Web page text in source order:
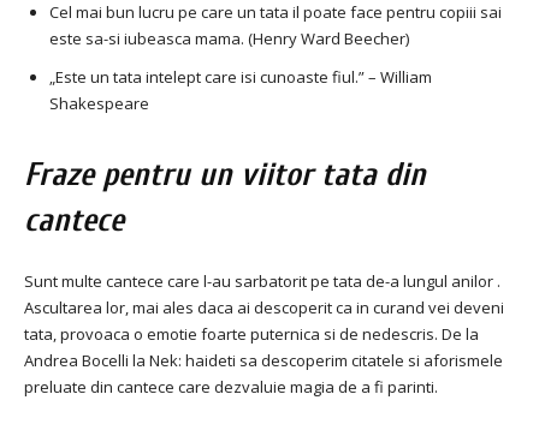
Cel mai bun lucru pe care un tata il poate face pentru copiii sai
este sa-si iubeasca mama. (Henry Ward Beecher)
„Este un tata intelept care isi cunoaste fiul.” – William
Shakespeare
Fraze pentru un viitor tata din
cantece
Sunt multe cantece care l-au sarbatorit pe tata de-a lungul anilor .
Ascultarea lor, mai ales daca ai descoperit ca in curand vei deveni
tata, provoaca o emotie foarte puternica si de nedescris. De la
Andrea Bocelli la Nek: haideti sa descoperim citatele si aforismele
preluate din cantece care dezvaluie magia de a fi parinti.